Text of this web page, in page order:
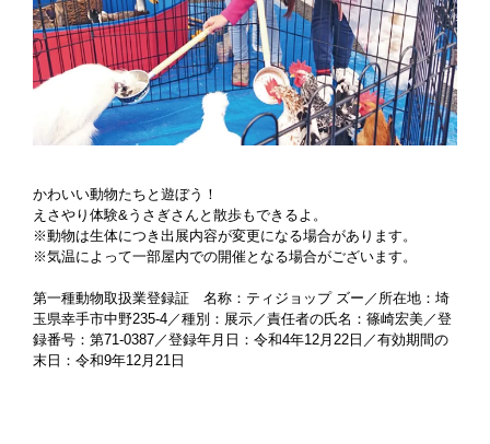
かわいい動物たちと遊ぼう！
えさやり体験&うさぎさんと散歩もできるよ。
※動物は生体につき出展内容が変更になる場合があります。
※気温によって一部屋内での開催となる場合がございます。
第一種動物取扱業登録証 名称：ティジョップ ズー／所在地：埼
玉県幸手市中野235‐4／種別：展示／責任者の氏名：篠崎宏美／登
録番号：第71‐0387／登録年月日：令和4年12月22日／有効期間の
末日：令和9年12月21日